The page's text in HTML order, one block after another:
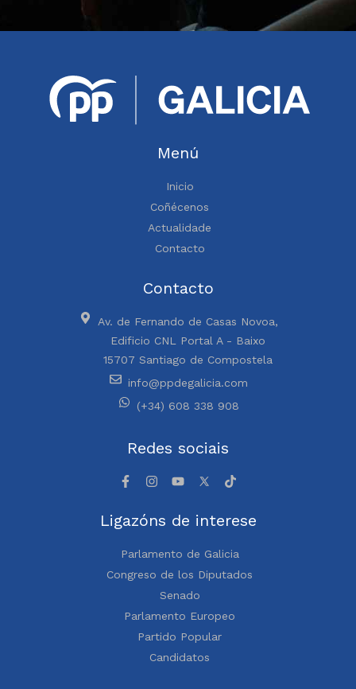
Menú
Inicio
Coñécenos
Actualidade
Contacto
Contacto
Av. de Fernando de Casas Novoa,
Edificio CNL Portal A - Baixo
15707 Santiago de Compostela
info@ppdegalicia.com
(+34) 608 338 908
Redes sociais
Ligazóns de interese
Parlamento de Galicia
Congreso de los Diputados
Senado
Parlamento Europeo
Partido Popular
Candidatos